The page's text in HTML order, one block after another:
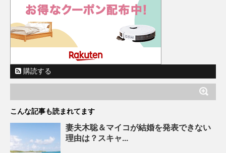
購読する
こんな記事も読まれてます
妻夫木聡＆マイコが結婚を発表できない
理由は？スキャ...